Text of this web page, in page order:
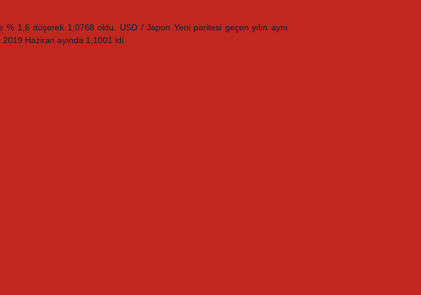
1,6 düşerek 1,0768 oldu. USD / Japon Yeni paritesi geçen yılın aynı
Haziran ayında 1,1001 idi.